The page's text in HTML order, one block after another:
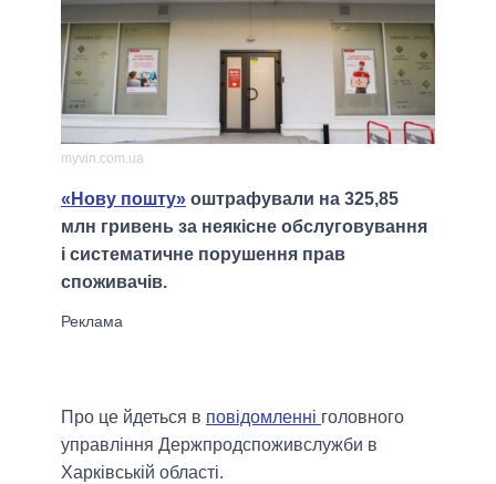
myvin.com.ua
«Нову пошту» оштрафували на 325,85
млн гривень за неякісне обслуговування
і систематичне порушення прав
споживачів.
Про це йдеться в повідомленні головного
управління Держпродспоживслужби в
Харківській області.